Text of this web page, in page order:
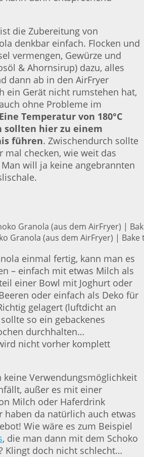
die Zubereitung von
denkbar einfach. Flocken und
vermengen, Gewürze und
& Ahornsirup) dazu, alles
dann ab in den AirFryer
ein Gerät nicht rumstehen hat,
ohne Probleme im
Eine Temperatur von 180°C
sollten hier zu einem
führen. Zwischendurch sollte
mal checken, wie weit das
will ja keine angebrannten
Granola (aus dem AirFryer) |
einmal fertig, kann man es
– einfach mit etwas Milch als
einer Bowl mit Joghurt oder
oder einfach als Deko für
gelagert (luftdicht an
so ein gebackenes
durchhalten…
nicht vorher komplett
keine Verwendungsmöglichkeit
außer es mit einer
Milch oder Haferdrink
haben da natürlich auch etwas
Wie wäre es zum Beispiel
, die man dann mit dem Schoko
Klingt doch nicht schlecht…